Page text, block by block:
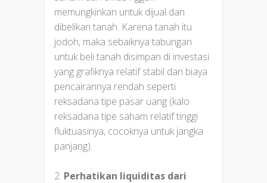
memungkinkan untuk dijual dan
dibelikan tanah. Karena tanah itu
jodoh, maka sebaiknya tabungan
untuk beli tanah disimpan di investasi
yang grafiknya relatif stabil dan biaya
pencairannya rendah seperti
reksadana tipe pasar uang (kalo
reksadana tipe saham relatif tinggi
fluktuasinya, cocoknya untuk jangka
panjang).
2. Perhatikan liquiditas dari